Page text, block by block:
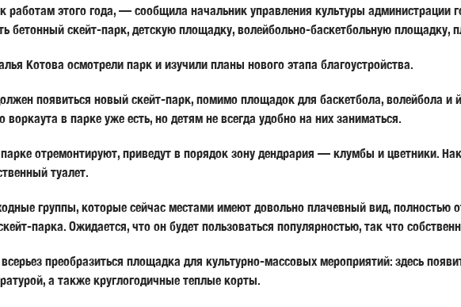
этого года, — сообщила начальник управления культуры администрации
бетонный скейт-парк, детскую площадку, волейбольно-баскетбольную площадку,
Котова осмотрели парк и изучили планы нового этапа благоустройства.
появиться новый скейт-парк, помимо площадок для баскетбола, волейбола и
воркаута в парке уже есть, но детям не всегда удобно на них заниматься.
отремонтируют, приведут в порядок зону дендрария — клумбы и цветники.
туалет.
группы, которые сейчас местами имеют довольно плачевный вид, полностью
парка. Ожидается, что он будет пользоваться популярностью, так что
преобразиться площадка для культурно-массовых мероприятий: здесь
а также круглогодичные теплые корты.